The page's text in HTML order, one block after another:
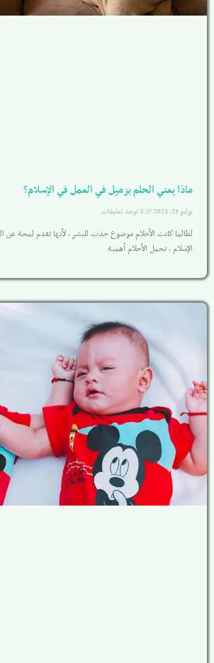
ماذا يعني الحلم بزميل في العمل في الإسلام؟
يوليو 25, 2023 لا توجد تعليقات
لطالما كانت الأحلام موضوع جذب للبشر ، لأنها تقدم لمحة عن
الإسلام ، تحمل الأحلام أهمية